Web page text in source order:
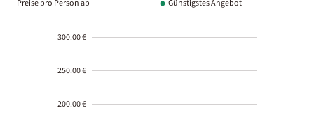
Preise pro Person ab Günstigstes Angebot
300.00 €
250.00 €
200.00 €